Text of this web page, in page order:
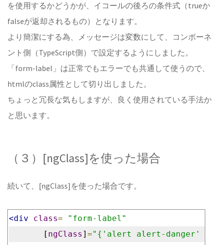
を使用するかどうかが、イコールの後ろの条件式（trueか
falseが返却されるもの）となります。
より簡潔にする為、メッセージは変数にして、コンポーネ
ント側（TypeScript側）で設定するようにしました。
「form-label」は正常でもエラーでも共通して使うので、
htmlのclass属性として切り出しました。
ちょっと冗長な気もしますが、良く使用されている手法か
と思います。
（３）[ngClass]を使った場合
続いて、[ngClass]を使った場合です。
<div class=
"form-label"
       [
ngClass ] ="{'alert alert-danger' :